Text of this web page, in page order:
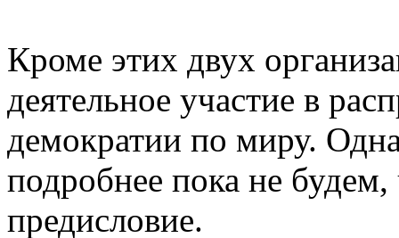
Кроме этих двух
деятельное участие в
демократии по миру.
подробнее пока не будем,
предисловие.